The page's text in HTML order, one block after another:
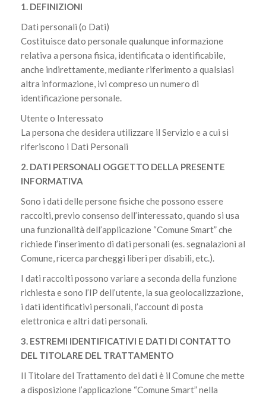
1. DEFINIZIONI
Dati personali (o Dati)
Costituisce dato personale qualunque informazione
relativa a persona fisica, identificata o identificabile,
anche indirettamente, mediante riferimento a qualsiasi
altra informazione, ivi compreso un numero di
identificazione personale.
Utente o Interessato
La persona che desidera utilizzare il Servizio e a cui si
riferiscono i Dati Personali
2. DATI PERSONALI OGGETTO DELLA PRESENTE
INFORMATIVA
Sono i dati delle persone fisiche che possono essere
raccolti, previo consenso dell’interessato, quando si usa
una funzionalità dell’applicazione “Comune Smart” che
richiede l’inserimento di dati personali (es. segnalazioni al
Comune, ricerca parcheggi liberi per disabili, etc.).
I dati raccolti possono variare a seconda della funzione
richiesta e sono l’IP dell’utente, la sua geolocalizzazione,
i dati identificativi personali, l’account di posta
elettronica e altri dati personali.
3. ESTREMI IDENTIFICATIVI E DATI DI CONTATTO
DEL TITOLARE DEL TRATTAMENTO
Il Titolare del Trattamento dei dati è il Comune che mette
a disposizione l’applicazione “Comune Smart” nella